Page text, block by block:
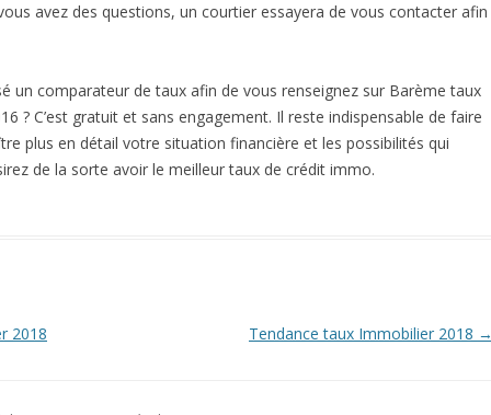
avez des questions, un courtier essayera de vous contacter afin
un comparateur de taux afin de vous renseignez sur Barème taux
? C’est gratuit et sans engagement. Il reste indispensable de faire
plus en détail votre situation financière et les possibilités qui
de la sorte avoir le meilleur taux de crédit immo.
2018 Tendance taux Immobilier 2018 →